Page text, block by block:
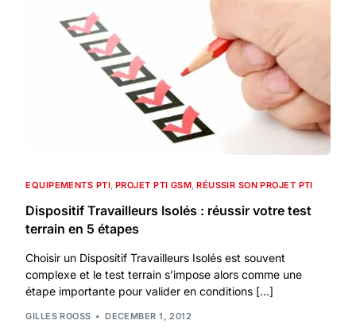
EQUIPEMENTS PTI,PROJET PTI GSM,RÉUSSIR SON PROJET PTI
Dispositif Travailleurs Isolés : réussir votre test
terrain en 5 étapes
Choisir un Dispositif Travailleurs Isolés est souvent
complexe et le test terrain s’impose alors comme une
étape importante pour valider en conditions […]
GILLES ROOSS DECEMBER 1, 2012